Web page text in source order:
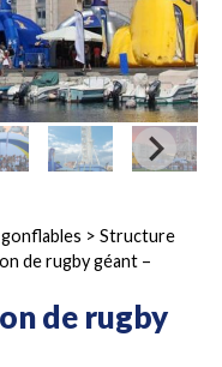
> Structure
de rugby géant –
de rugby